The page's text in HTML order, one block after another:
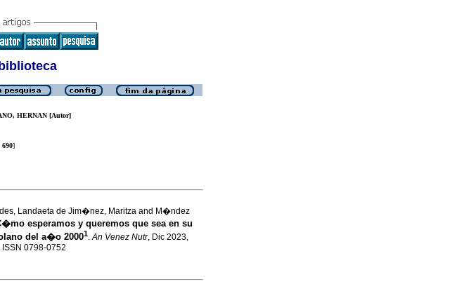
HERNAN [Autor]
690]
Landaeta de Jim�nez, Maritza and M�ndez
esperamos y queremos que sea en su
del a�o 20001.An Venez Nutr, Dic 2023,
0798-0752